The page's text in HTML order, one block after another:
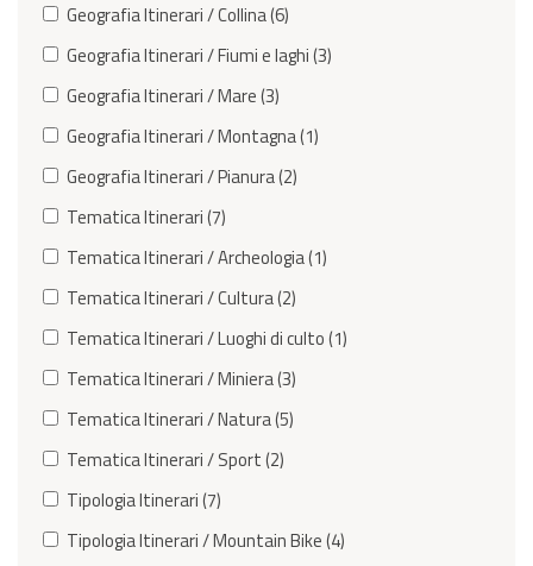
Geografia Itinerari / Collina (6)
Geografia Itinerari / Fiumi e laghi (3)
Geografia Itinerari / Mare (3)
Geografia Itinerari / Montagna (1)
Geografia Itinerari / Pianura (2)
Tematica Itinerari (7)
Tematica Itinerari / Archeologia (1)
Tematica Itinerari / Cultura (2)
Tematica Itinerari / Luoghi di culto (1)
Tematica Itinerari / Miniera (3)
Tematica Itinerari / Natura (5)
Tematica Itinerari / Sport (2)
Tipologia Itinerari (7)
Tipologia Itinerari / Mountain Bike (4)